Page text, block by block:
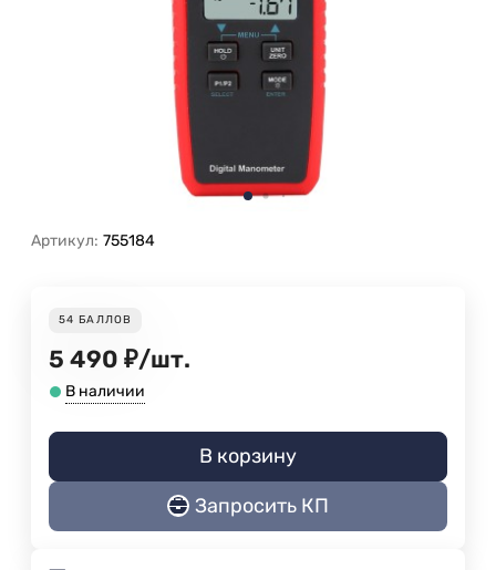
Артикул: 755184
54 БАЛЛОВ
5 490 ₽/шт.
В наличии
В корзину
Запросить КП